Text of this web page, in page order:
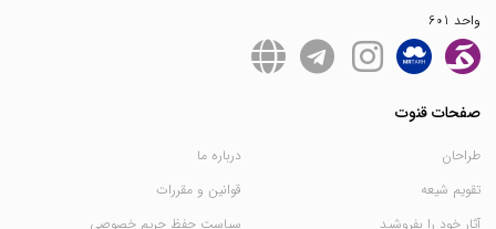
واحد 601
صفحات قنوت
طراحان
تقویم شیعه
آثار خود را بفروشید
درباره ما
قوانین و مقررات
سیاست حفظ حریم خصوصی